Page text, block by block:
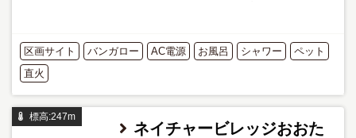
区画サイト バンガロー AC電源 お風呂 シャワー
ペット
直火
標高:247m
ネイチャービレッジおおた